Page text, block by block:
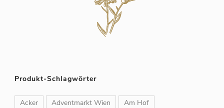
Produkt-Schlagwörter
Acker Adventmarkt Wien
Am Hof